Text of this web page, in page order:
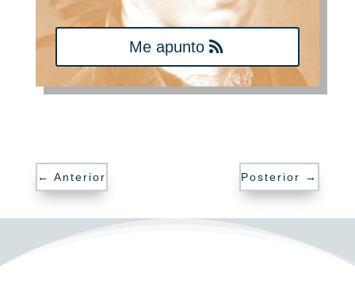
Me apunto
← Anterior Posterior →